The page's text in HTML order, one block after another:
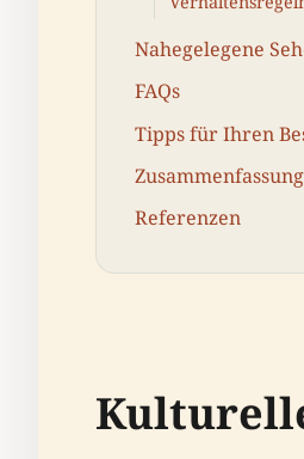
Nahegelegene
FAQs
Tipps für Ihren
Referenzen